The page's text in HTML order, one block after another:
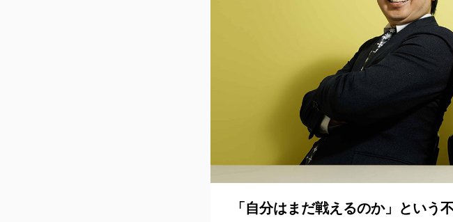
「自分はまだ戦えるのか」という